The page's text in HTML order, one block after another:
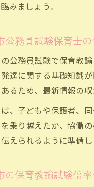
みましょう。
公務員試験保育士
公務員試験で保育教
発達に関する基礎知識
るため、最新情報の
、子どもや保護者、
乗り越えたか、協働
えられるように準備し
の保育教諭試験倍